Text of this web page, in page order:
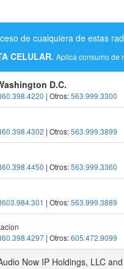
de cualquiera de estas
CELULAR. Aplica consumo de
D.C.
| Otros:563.999.3300
| Otros:563.999.3899
| Otros:563.999.3360
| Otros:563.999.3889
| Otros:605.472.9099
Now IP Holdings, LLC